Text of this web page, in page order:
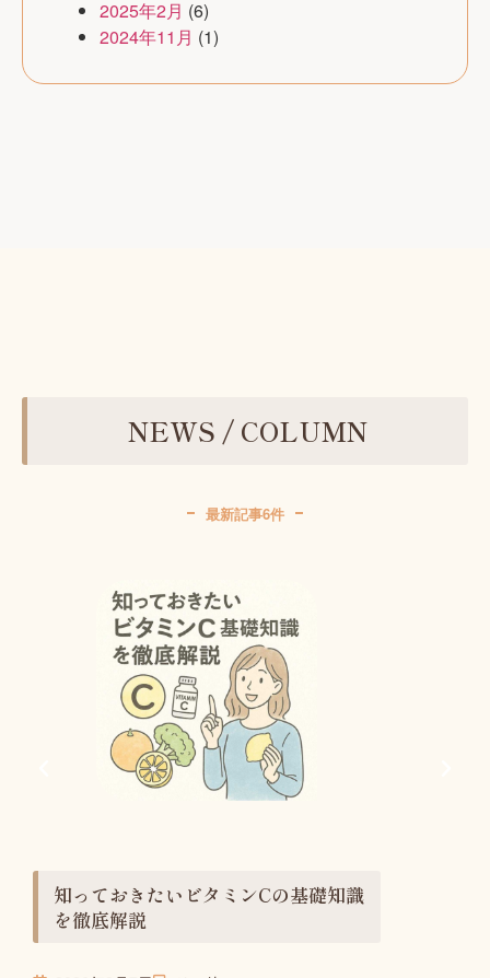
2025年2月 (6)
2024年11月 (1)
NEWS / COLUMN
最新記事6件
知っておきたいビタミンCの基礎知識
を徹底解説